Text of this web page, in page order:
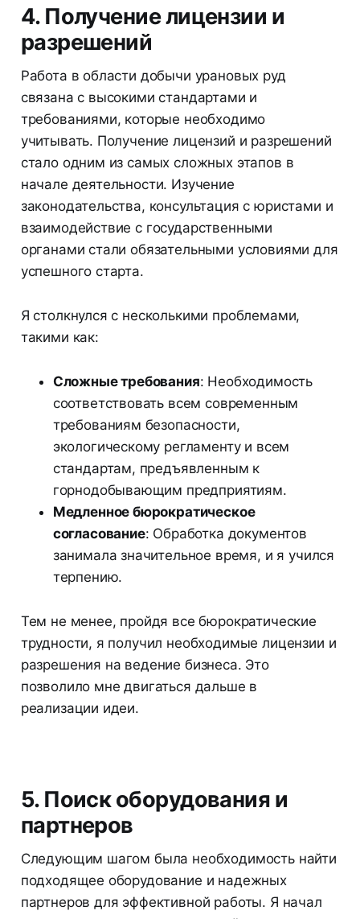
4. Получение лицензии и
разрешений
Работа в области добычи урановых руд
связана с высокими стандартами и
требованиями, которые необходимо
учитывать. Получение лицензий и разрешений
стало одним из самых сложных этапов в
начале деятельности. Изучение
законодательства, консультация с юристами и
взаимодействие с государственными
органами стали обязательными условиями для
успешного старта.
Я столкнулся с несколькими проблемами,
такими как:
Сложные требования: Необходимость
соответствовать всем современным
требованиям безопасности,
экологическому регламенту и всем
стандартам, предъявленным к
горнодобывающим предприятиям.
Медленное бюрократическое
согласование: Обработка документов
занимала значительное время, и я учился
терпению.
Тем не менее, пройдя все бюрократические
трудности, я получил необходимые лицензии и
разрешения на ведение бизнеса. Это
позволило мне двигаться дальше в
реализации идеи.
5. Поиск оборудования и
партнеров
Следующим шагом была необходимость найти
подходящее оборудование и надежных
партнеров для эффективной работы. Я начал